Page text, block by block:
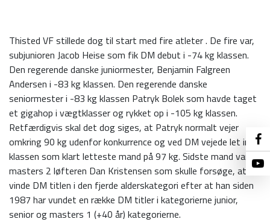
Thisted VF stillede dog til start med fire atleter . De fire var,
subjunioren Jacob Heise som fik DM debut i -74 kg klassen.
Den regerende danske juniormester, Benjamin Falgreen
Andersen i -83 kg klassen. Den regerende danske
seniormester i -83 kg klassen Patryk Bolek som havde taget
et gigahop i vægtklasser og rykket op i -105 kg klassen.
Retfærdigvis skal det dog siges, at Patryk normalt vejer
omkring 90 kg udenfor konkurrence og ved DM vejede let ind i
klassen som klart letteste mand på 97 kg. Sidste mand var
masters 2 løfteren Dan Kristensen som skulle forsøge, at
vinde DM titlen i den fjerde alderskategori efter at han siden
1987 har vundet en række DM titler i kategorierne junior,
senior og masters 1 (+40 år) kategorierne.